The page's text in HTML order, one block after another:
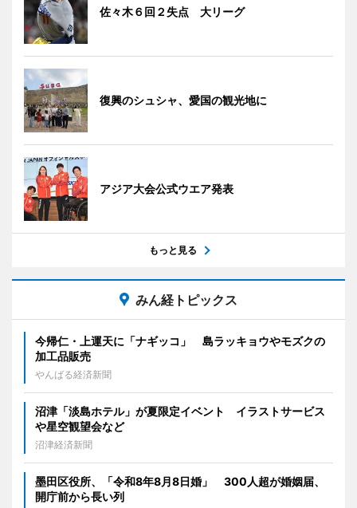
佐々木６回２失点 大リーグ
復興のシュシャ、愛国の観光地に
アジア大会公式ウエア発表
もっと見る
みん経トピックス
今帰仁・上運天に「ナギッコ」 島ラッキョウやモズクの
加工品販売
やんばる経済新聞
沼津「淡島ホテル」が夏限定イベント イラストサービス
や星空観望会など
沼津経済新聞
墨田区役所、「令和8年8月8日婚」 300人超が婚姻届、
開庁前から長い列